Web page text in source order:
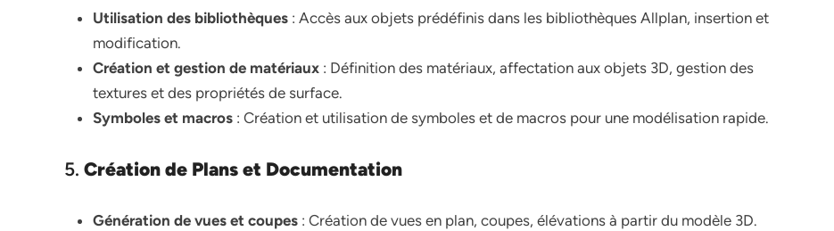
Utilisation des bibliothèques : Accès aux objets prédéfinis dans les bibliothèques Allplan, insertion et
modification.
Création et gestion de matériaux : Définition des matériaux, affectation aux objets 3D, gestion des
textures et des propriétés de surface.
Symboles et macros : Création et utilisation de symboles et de macros pour une modélisation rapide.
5. Création de Plans et Documentation
Génération de vues et coupes : Création de vues en plan, coupes, élévations à partir du modèle 3D.